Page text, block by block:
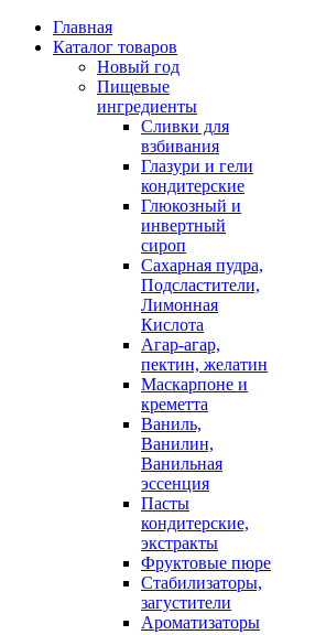
Главная
Каталог товаров
Новый год
Пищевые
ингредиенты
Сливки для
взбивания
Глазури и гели
кондитерские
Глюкозный и
инвертный
сироп
Сахарная пудра,
Подсластители,
Лимонная
Кислота
Агар-агар,
пектин, желатин
Маскарпоне и
креметта
Ваниль,
Ванилин,
Ванильная
эссенция
Пасты
кондитерские,
экстракты
Фруктовые пюре
Стабилизаторы,
загустители
Ароматизаторы